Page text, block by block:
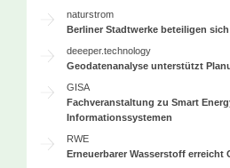
naturstrom
Berliner Stadtwerke beteiligen
deeeper.technology
Geodatenanalyse unterstützt
GISA
Fachveranstaltung zu Smart
Informationssystemen
RWE
Erneuerbarer Wasserstoff erreicht